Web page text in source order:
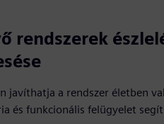
rendszerek
javíthatja a rendszer életben
és funkcionális felügyelet